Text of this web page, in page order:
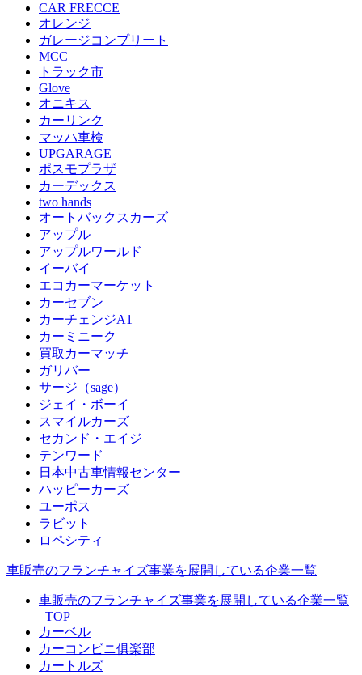
CAR FRECCE
オレンジ
ガレージコンプリート
MCC
トラック市
Glove
オニキス
カーリンク
マッハ車検
UPGARAGE
ポスモプラザ
カーデックス
two hands
オートバックスカーズ
アップル
アップルワールド
イーバイ
エコカーマーケット
カーセブン
カーチェンジA1
カーミニーク
買取カーマッチ
ガリバー
サージ（sage）
ジェイ・ボーイ
スマイルカーズ
セカンド・エイジ
テンワード
日本中古車情報センター
ハッピーカーズ
ユーポス
ラビット
ロペシティ
車販売のフランチャイズ事業を展開している企業一覧
車販売のフランチャイズ事業を展開している企業一覧
_TOP
カーベル
カーコンビニ俱楽部
カートルズ